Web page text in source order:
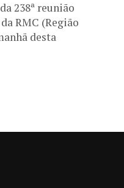
238ª reunião
RMC (Região
desta